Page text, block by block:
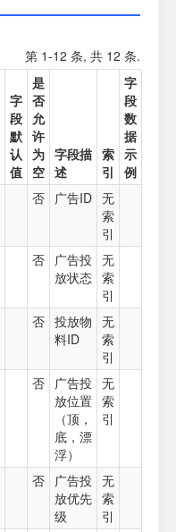
第 1-12 条, 共 12 条.
字
段
默
认
值
是
否
允
许
为
空
字段描
述
索
引
字
段
数
据
示
例
否 广告ID 无
索
引
否 广告投
放状态
无
索
引
否 投放物
料ID
无
索
引
否 广告投
放位置
（顶，
底，漂
浮）
无
索
引
否 广告投
放优先
级
无
索
引